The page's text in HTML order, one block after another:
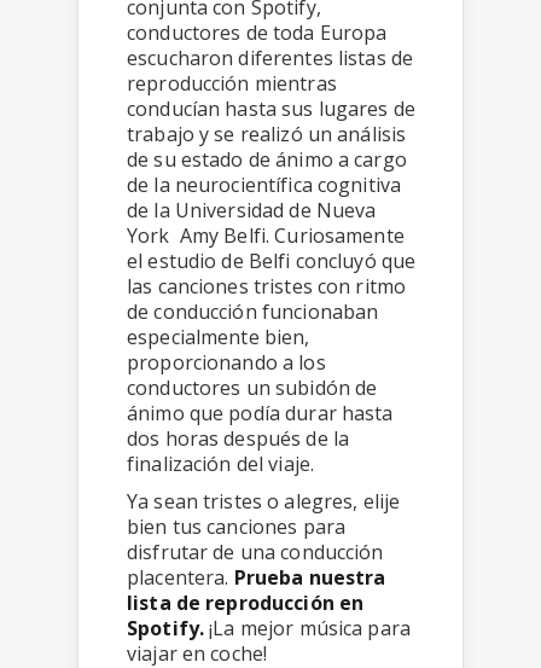
conjunta con Spotify,
conductores de toda Europa
escucharon diferentes listas de
reproducción mientras
conducían hasta sus lugares de
trabajo y se realizó un análisis
de su estado de ánimo a cargo
de la neurocientífica cognitiva
de la Universidad de Nueva
York Amy Belfi. Curiosamente
el estudio de Belfi concluyó que
las canciones tristes con ritmo
de conducción funcionaban
especialmente bien,
proporcionando a los
conductores un subidón de
ánimo que podía durar hasta
dos horas después de la
finalización del viaje.
Ya sean tristes o alegres, elije
bien tus canciones para
disfrutar de una conducción
placentera. Prueba nuestra
lista de reproducción en
Spotify.¡La mejor música para
viajar en coche!